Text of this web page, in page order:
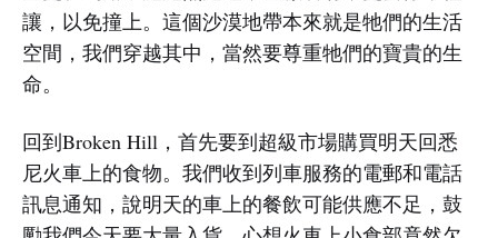
讓，以免撞上。這個沙漠地帶本來就是牠們的生活
空間，我們穿越其中，當然要尊重牠們的寶貴的生
命。
回到Broken Hill，首先要到超級市場購買明天回悉
尼火車上的食物。我們收到列車服務的電郵和電話
訊息通知，說明天的車上的餐飲可能供應不足，鼓